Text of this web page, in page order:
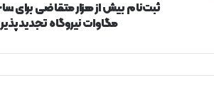
ز
مگاوات نیروگاه تجدیدپذیر